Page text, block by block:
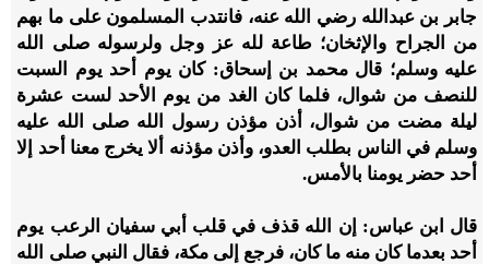
جابر بن عبدالله رضي الله عنه، فانتدب المسلمون على ما بهم
من الجراح والإثخان؛ طاعة لله عز وجل ولرسوله صلى الله
عليه وسلم؛ قال محمد بن إسحاق: كان يوم أحد يوم السبت
للنصف من شوال، فلما كان الغد من يوم الأحد لست عشرة
ليلة مضت من شوال، أذن مؤذن رسول الله صلى الله عليه
وسلم في الناس بطلب العدو، وأذن مؤذنه ألا يخرج معنا أحد إلا
أحد حضر يومنا بالأمس.
قال ابن عباس: إن الله قذف في قلب أبي سفيان الرعب يوم
أحد بعدما كان منه ما كان، فرجع إلى مكة، فقال النبي صلى الله